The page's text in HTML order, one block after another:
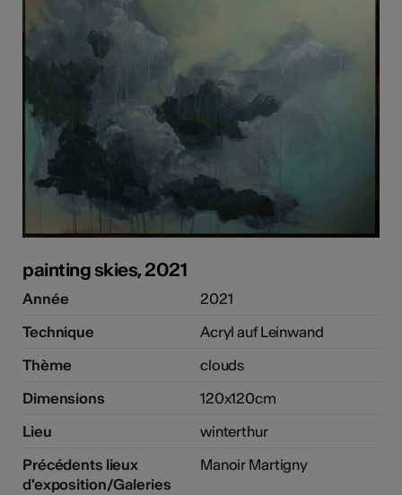
painting skies, 2021
Année
2021
Technique
Acryl auf Leinwand
Thème
clouds
Dimensions
120x120cm
Lieu
winterthur
Précédents lieux
d'exposition/Galeries
Manoir Martigny